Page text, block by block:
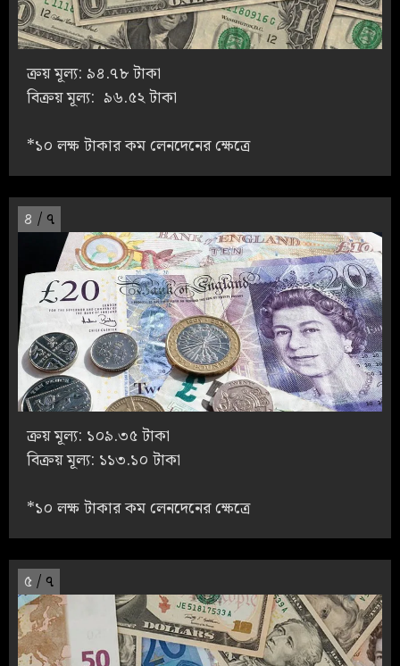
ক্রয় মূল্য: ৯৪.৭৮ টাকা
বিক্রয় মূল্য: ৯৬.৫২ টাকা
*১০ লক্ষ টাকার কম লেনদেনের ক্ষেত্রে
৪ / ৭
ক্রয় মূল্য: ১০৯.৩৫ টাকা
বিক্রয় মূল্য: ১১৩.১০ টাকা
*১০ লক্ষ টাকার কম লেনদেনের ক্ষেত্রে
৫/ ৭